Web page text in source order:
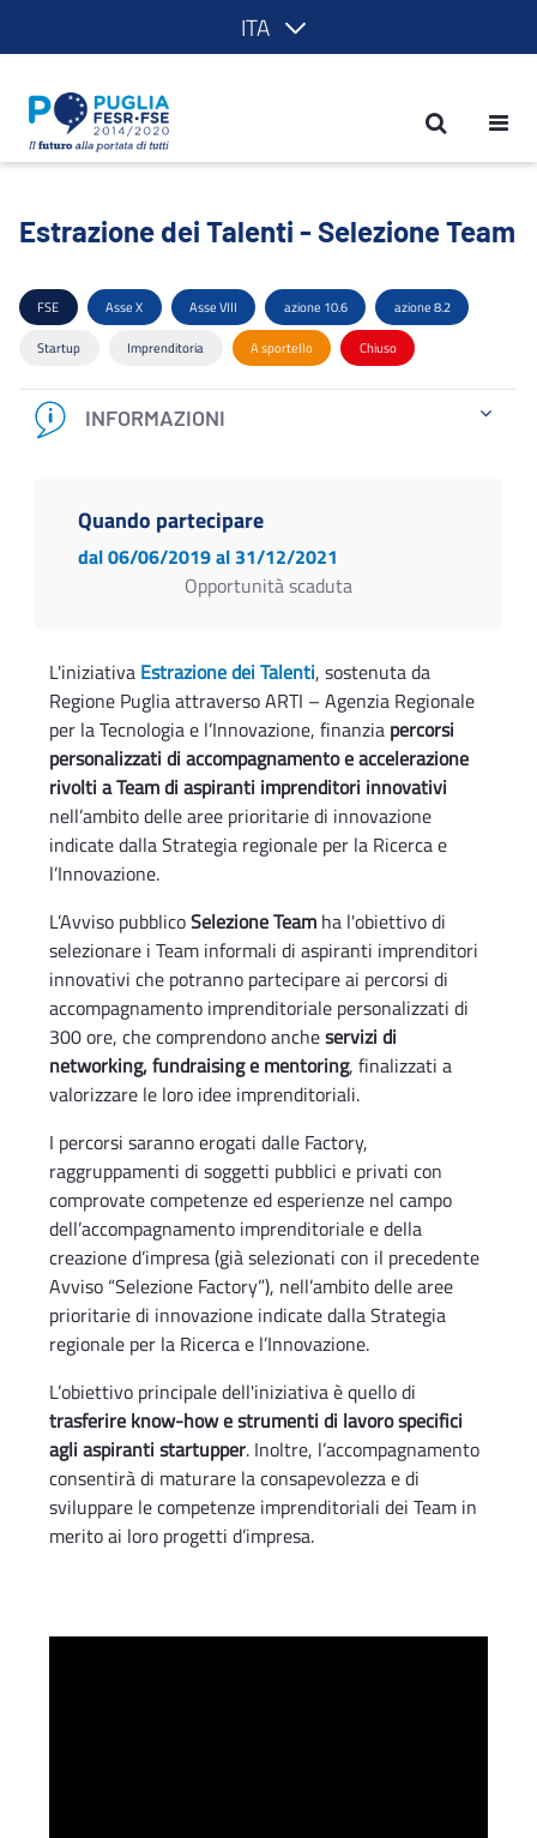
ITA
Estrazione dei Talenti - Selezione
Estrazione dei Talenti - Selezione Team
FSE Asse X Asse VIII azione 10.6 azione 8.2
Startup Imprenditoria A sportello Chiuso
INFORMAZIONI
Quando partecipare
dal 06/06/2019al 31/12/2021
Opportunità scaduta
L'iniziativa Estrazione dei Talenti, sostenuta da
Regione Puglia attraverso ARTI – Agenzia Regionale
per la Tecnologia e l’Innovazione, finanzia percorsi
personalizzati di accompagnamento e accelerazione
rivolti a Team di aspiranti imprenditori innovativi
nell’ambito delle aree prioritarie di innovazione
indicate dalla Strategia regionale per la Ricerca e
l’Innovazione.
L’Avviso pubblicoSelezione Team ha l'obiettivo di
selezionare i Team informali di aspiranti imprenditori
innovativi che potranno partecipare ai percorsi di
accompagnamento imprenditoriale personalizzati di
300 ore, che comprendono ancheservizi di
networking, fundraising e mentoring, finalizzati a
valorizzare le loro idee imprenditoriali.
I percorsi saranno erogati dalle Factory,
raggruppamenti di soggetti pubblici e privati con
comprovate competenze ed esperienze nel campo
dell’accompagnamento imprenditoriale e della
creazione d’impresa (già selezionati con il precedente
Avviso “Selezione Factory”), nell’ambito delle aree
prioritarie di innovazione indicate dalla Strategia
regionale per la Ricerca e l’Innovazione.
L’obiettivo principale dell'iniziativa è quello di
trasferire know-how e strumenti di lavoro specifici
agli aspiranti startupper. Inoltre, l’accompagnamento
consentirà di maturare la consapevolezza e di
sviluppare le competenze imprenditoriali dei Team in
merito ai loro progetti d’impresa.